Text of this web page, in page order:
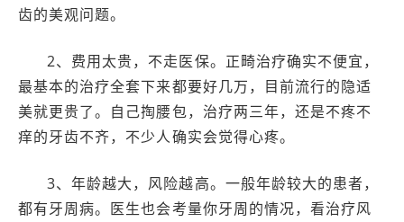
齿的美观问题。
2、费用太贵，不走医保。正畸治疗确实不便宜，
最基本的治疗全套下来都要好几万，目前流行的隐适
美就更贵了。自己掏腰包，治疗两三年，还是不疼不
痒的牙齿不齐，不少人确实会觉得心疼。
3、年龄越大，风险越高。一般年龄较大的患者，
都有牙周病。医生也会考量你牙周的情况，看治疗风